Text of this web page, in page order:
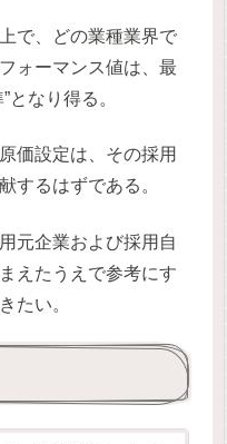
で、どの業種業界で
ォーマンス値は、最
となり得る。
価設定は、その採用
するはずである。
元企業および採用自
えたうえで参考にす
たい。